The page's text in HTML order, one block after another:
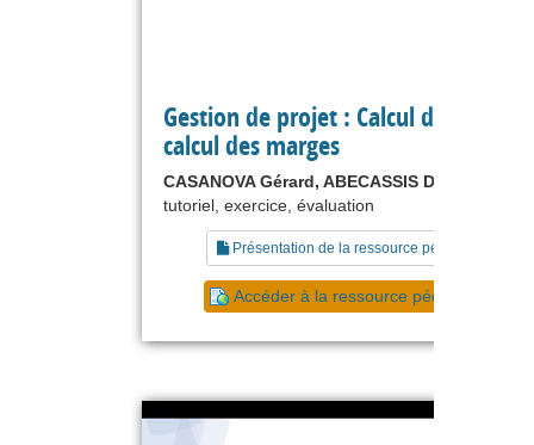
Gestion de projet : Calcul des dates
calcul des marges
CASANOVA Gérard, ABECASSIS Denis
tutoriel, exercice, évaluation
Présentation de la ressource pédagogique
Accéder à la ressource pédagogique